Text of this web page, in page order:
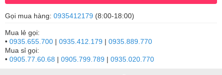
Gọi mua hàng: 0935412179 (8:00-18:00)
Mua lẻ gọi:
• 0935.655.700 | 0935.412.179 | 0935.889.770
Mua sỉ gọi:
• 0905.77.60.68 | 0905.799.789 | 0935.020.770